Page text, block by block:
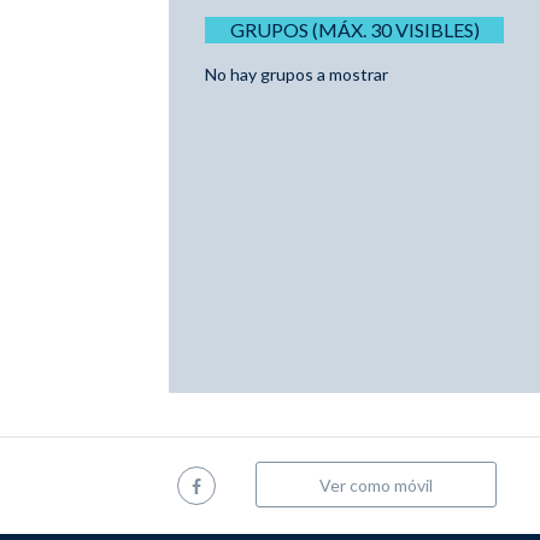
GRUPOS (MÁX. 30 VISIBLES)
No hay grupos a mostrar